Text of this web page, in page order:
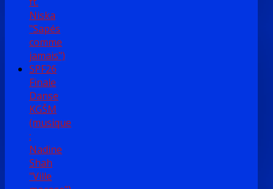
Niska
"Sapés
comme
jamais")
SPF26
Finale
Danse
KGŠM
(musique
:
Nadine
Shah
"Ville